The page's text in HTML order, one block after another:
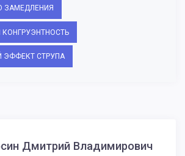
ЗАМЕДЛЕНИЯ
СТРУПА
Дмитрий Владимирович